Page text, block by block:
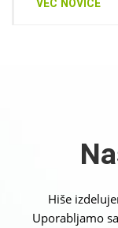
VEČ NOVICE
Hiše
Uporabljamo